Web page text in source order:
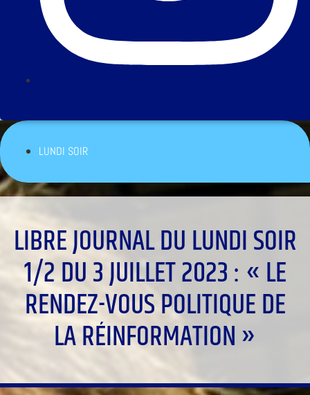
LUNDI SOIR
LIBRE JOURNAL DU LUNDI SOIR
1/2 DU 3 JUILLET 2023 : « LE
RENDEZ-VOUS POLITIQUE DE
LA RÉINFORMATION »